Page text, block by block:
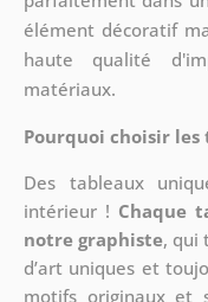
élément décoratif
haute qualité
matériaux.
Pourquoi choisir les
Des tableaux
intérieur ! Chaque
notre graphiste, qui
d’art uniques et
motifs originaux et